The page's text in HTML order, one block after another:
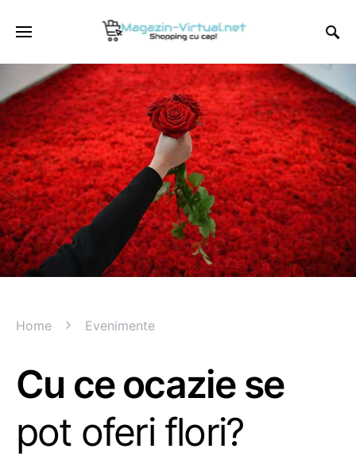
Home Evenimente
Cu ce ocazie se
pot oferi flori?